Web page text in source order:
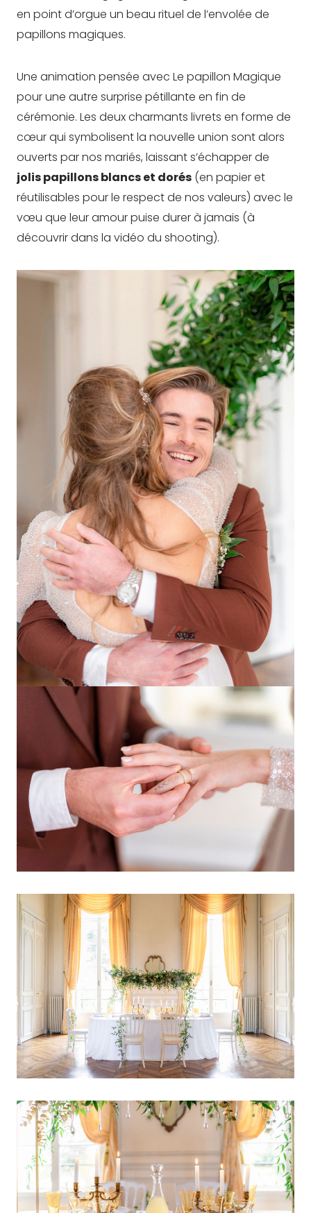
en point d’orgue un beau rituel de l’envolée de
papillons magiques.
Une animation pensée avec Le papillon Magique
pour une autre surprise pétillante en fin de
cérémonie. Les deux charmants livrets en forme de
cœur qui symbolisent la nouvelle union sont alors
ouverts par nos mariés, laissant s’échapper de
jolis papillons blancs et dorés (en papier et
réutilisables pour le respect de nos valeurs) avec le
vœu que leur amour puise durer à jamais (à
découvrir dans la vidéo du shooting).